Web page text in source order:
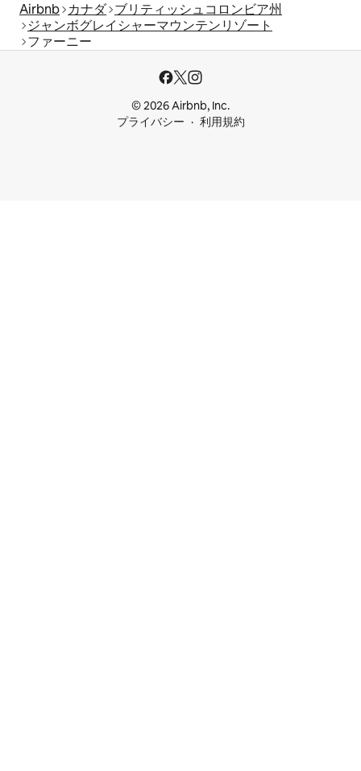
Airbnb カナダ ブリティッシュコロンビア州
ジャンボグレイシャーマウンテンリゾート
ファーニー
© 2026 Airbnb, Inc.
プライバシー
利用規約